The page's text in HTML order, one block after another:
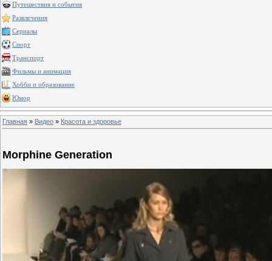
Путешествия и события
Развлечения
Сериалы
Спорт
Транспорт
Фильмы и анимация
Хобби и образование
Юмор
Главная » Видео » Красота и здоровье
Morphine Generation